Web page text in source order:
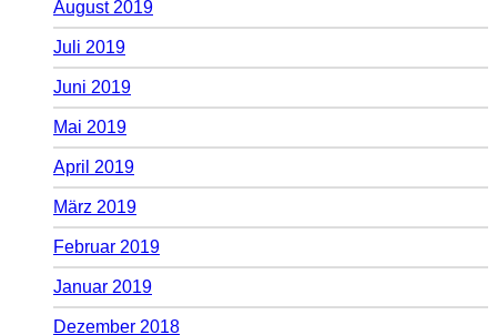
August 2019
Juli 2019
Juni 2019
Mai 2019
April 2019
März 2019
Februar 2019
Januar 2019
Dezember 2018